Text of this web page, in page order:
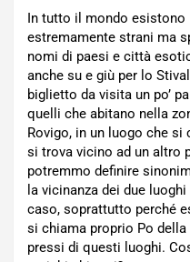
In tutto il mondo esistono
estremamente strani ma
nomi di paesi e città
anche su e giù per lo
biglietto da visita un po’
quelli che abitano nella
Rovigo, in un luogo che si
si trova vicino ad un altro
potremmo definire
la vicinanza dei due
caso, soprattutto perché
si chiama proprio Po
pressi di questi luoghi.